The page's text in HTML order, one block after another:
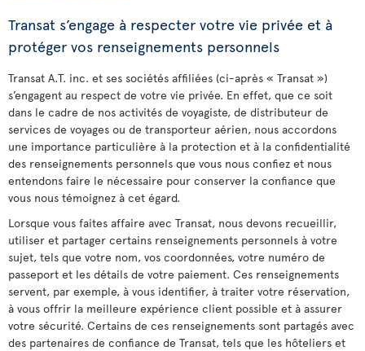
Transat s’engage à respecter votre vie privée et à
protéger vos renseignements personnels
Transat A.T. inc. et ses sociétés affiliées (ci-après « Transat »)
s’engagent au respect de votre vie privée. En effet, que ce soit
dans le cadre de nos activités de voyagiste, de distributeur de
services de voyages ou de transporteur aérien, nous accordons
une importance particulière à la protection et à la confidentialité
des renseignements personnels que vous nous confiez et nous
entendons faire le nécessaire pour conserver la confiance que
vous nous témoignez à cet égard.
Lorsque vous faites affaire avec Transat, nous devons recueillir,
utiliser et partager certains renseignements personnels à votre
sujet, tels que votre nom, vos coordonnées, votre numéro de
passeport et les détails de votre paiement. Ces renseignements
servent, par exemple, à vous identifier, à traiter votre réservation,
à vous offrir la meilleure expérience client possible et à assurer
votre sécurité. Certains de ces renseignements sont partagés avec
des partenaires de confiance de Transat, tels que les hôteliers et